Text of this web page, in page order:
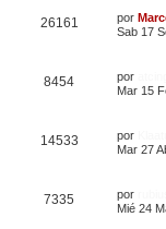
26161 por
Sab 17
8454 por
Mar 15
14533 por
Mar 27
7335 por
Mié 24